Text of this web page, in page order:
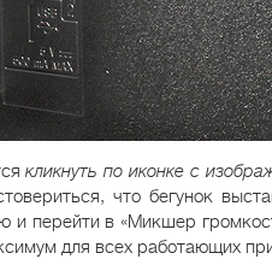
кликнуть по иконке с
что бегунок
и перейти в «Микшер
для всех работающих